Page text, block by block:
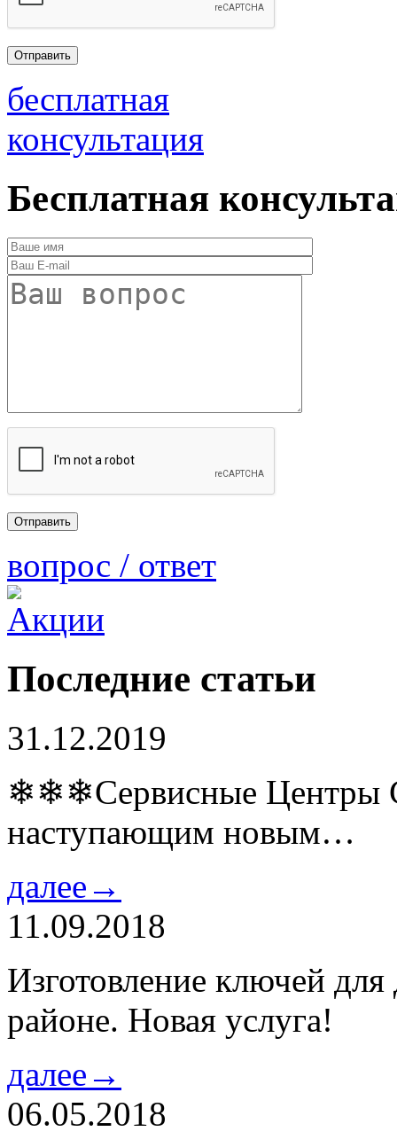
бесплатная
консультация
Бесплатная
вопрос / ответ
Последние статьи
31.12.2019
❄❄❄Сервисные Центры
наступающим новым…
далее→
11.09.2018
Изготовление ключей
районе. Новая услуга!
далее→
06.05.2018